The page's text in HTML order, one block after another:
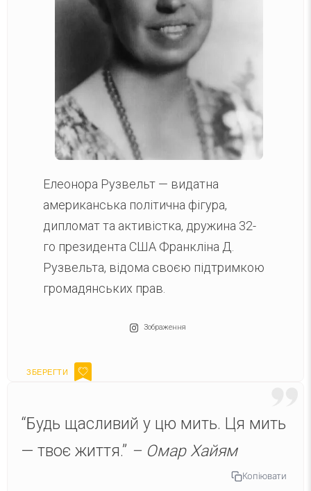
Елеонора Рузвельт — видатна
американська політична фігура,
дипломат та активістка, дружина 32-
го президента США Франкліна Д.
Рузвельта, відома своєю підтримкою
громадянських прав.
Зображення
“Будь щасливий у цю мить. Ця мить
— твоє життя.” – Омар Хайям
Копіювати